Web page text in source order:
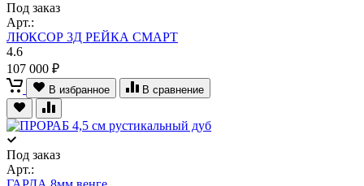
Под заказ
Арт.:
ЛЮКСОР 3Д РЕЙКА СМАРТ
4.6
107 000 ₽
В избранное В сравнение
Под заказ
Арт.: